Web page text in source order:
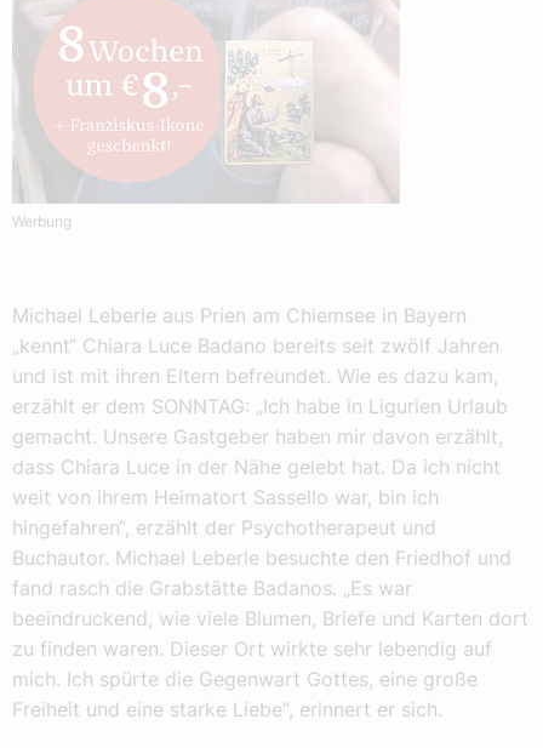
Werbung
Michael Leberle aus Prien am Chiemsee in Bayern
„kennt“ Chiara Luce Badano bereits seit zwölf Jahren
und ist mit ihren Eltern befreundet. Wie es dazu kam,
erzählt er dem SONNTAG: „Ich habe in Ligurien Urlaub
gemacht. Unsere Gastgeber haben mir davon erzählt,
dass Chiara Luce in der Nähe gelebt hat. Da ich nicht
weit von ihrem Heimatort Sassello war, bin ich
hingefahren“, erzählt der Psychotherapeut und
Buchautor. Michael Leberle besuchte den Friedhof und
fand rasch die Grabstätte Badanos. „Es war
beeindruckend, wie viele Blumen, Briefe und Karten dort
zu finden waren. Dieser Ort wirkte sehr lebendig auf
mich. Ich spürte die Gegenwart Gottes, eine große
Freiheit und eine starke Liebe“, erinnert er sich.